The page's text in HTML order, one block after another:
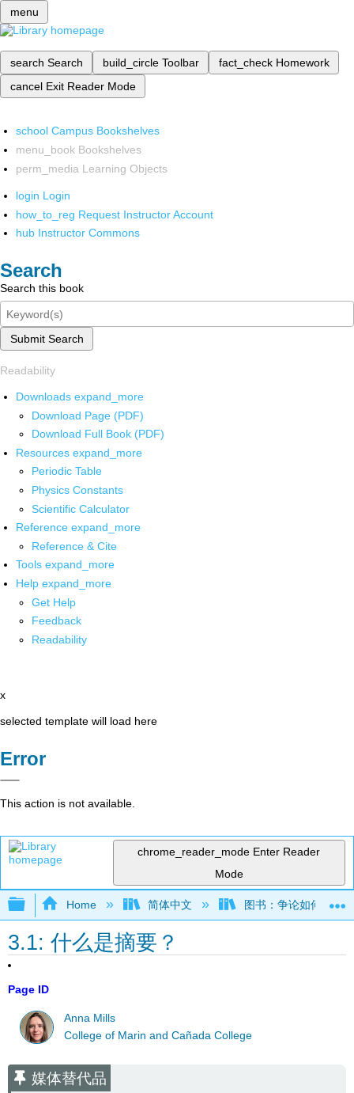
menu
search Search build_circle Toolbar fact_check Homework
cancel Exit Reader Mode
school Campus Bookshelves
menu_book Bookshelves
perm_media Learning Objects
login Login
how_to_reg Request Instructor Account
hub Instructor Commons
Search
Search this book
Submit Search
Readability
Downloads expand_more
Download Page (PDF)
Download Full Book (PDF)
Resources expand_more
Periodic Table
Physics Constants
Scientific Calculator
Reference expand_more
Reference & Cite
Tools expand_more
Help expand_more
Get Help
Feedback
Readability
x
selected template will load here
Error
This action is not available.
chrome_reader_mode Enter Reader
Mode
Expand/collapse global hierarchy
Home 简体中文 图书：争论如何运作
3.1: 什么是摘要？
Page ID
Anna Mills
College of Marin and Cañada College
媒体替代品